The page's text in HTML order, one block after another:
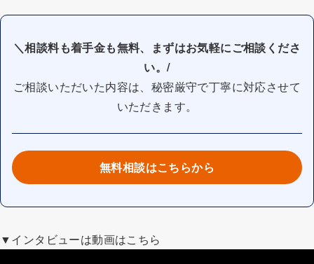
＼相談料も着手金も無料、まずはお気軽にご相談くださ
い。/
ご相談いただいた内容は、秘密厳守で丁寧に対応させて
いただきます。
無料相談はこちらから
▼インタビューは動画はこちら